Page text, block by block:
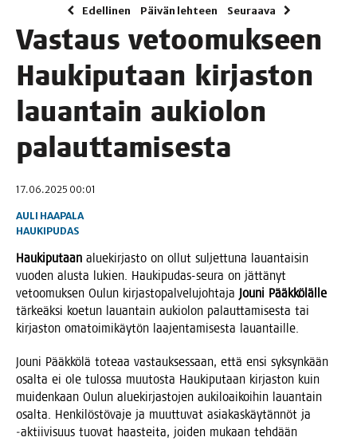
Edellinen Päivän lehteen Seuraava
Vas­taus vetoo­muk­seen
Hau­ki­pu­taan kir­jas­ton
lau­an­tain aukio­lon
palauttamisesta
17.06.2025 00:01
AULI HAAPALA
HAUKIPUDAS
Hau­ki­pu­taan alue­kir­jas­to on ollut sul­jet­tu­na lau­an­tai­sin
vuo­den alus­ta lukien. Hau­ki­pu­das-seu­ra on jät­tä­nyt
vetoo­muk­sen Oulun kir­jas­to­pal­ve­lu­joh­ta­ja Jou­ni Pääk­kö­läl­le
tär­keäk­si koe­tun lau­an­tain aukio­lon palaut­ta­mi­ses­ta tai
kir­jas­ton oma­toi­mi­käy­tön laa­jen­ta­mi­ses­ta lauantaille.
Jou­ni Pääk­kö­lä tote­aa vas­tauk­ses­saan, että ensi syk­syn­kään
osal­ta ei ole tulos­sa muu­tos­ta Hau­ki­pu­taan kir­jas­ton kuin
mui­den­kaan Oulun alue­kir­jas­to­jen auki­loai­koi­hin lau­an­tain
osal­ta. Hen­ki­lös­tö­va­je ja muut­tu­vat asia­kas­käy­tän­nöt ja
‑aktii­vi­suus tuo­vat haas­tei­ta, joi­den mukaan teh­dään